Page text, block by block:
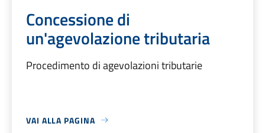
Concessione di
un'agevolazione tributaria
Procedimento di agevolazioni tributarie
VAI ALLA PAGINA